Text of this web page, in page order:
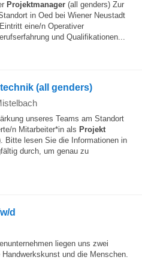
Projektmanager (all genders) Zur
in Oed bei Wiener Neustadt
eine/n Operativer
und Qualifikationen...
(all genders)
unseres Teams am Standort
n Mitarbeiter*in als Projekt
Bitte lesen Sie die Informationen in
durch, um genau zu
d
liegen uns zwei
und die Menschen.